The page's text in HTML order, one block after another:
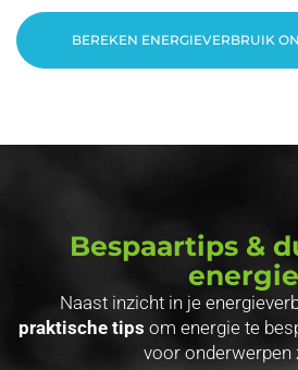
BEREKEN ENERGIEVERBRUIK
Bespaartips &
energie
Naast inzicht in je
praktische tips om energie te
voor onderwerpen